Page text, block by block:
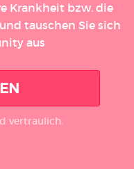
Krankheit bzw. die
tauschen Sie sich
aus
vertraulich.